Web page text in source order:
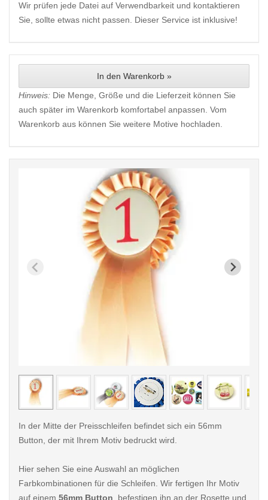
Wir prüfen jede Datei auf Verwendbarkeit und kontaktieren
Sie, sollte etwas nicht passen. Dieser Service ist inklusive!
In den Warenkorb »
Hinweis: Die Menge, Größe und die Lieferzeit können Sie
auch später im Warenkorb komfortabel anpassen. Vom
Warenkorb aus können Sie weitere Motive hochladen.
< /picture>
In der Mitte der Preisschleifen befindet sich ein 56mm
Button, der mit Ihrem Motiv bedruckt wird.
Hier sehen Sie eine Auswahl an möglichen
Farbkombinationen für die Schleifen. Wir fertigen Ihr Motiv
auf einem 56mm Button , befestigen ihn an der Rosette und